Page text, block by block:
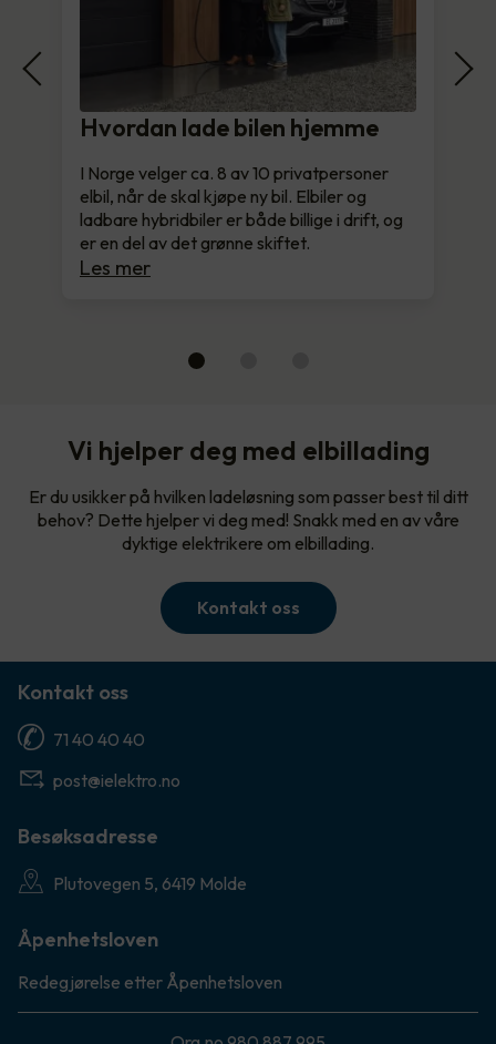
Hvordan lade bilen hjemme
I Norge velger ca. 8 av 10 privatpersoner
elbil, når de skal kjøpe ny bil. Elbiler og
ladbare hybridbiler er både billige i drift, og
er en del av det grønne skiftet.
Les mer
Vi hjelper deg med elbillading
Er du usikker på hvilken ladeløsning som passer best til ditt
behov? Dette hjelper vi deg med! Snakk med en av våre
dyktige elektrikere om elbillading.
Kontakt oss
Kontakt oss
71 40 40 40
post@ielektro.no
Besøksadresse
Plutovegen 5, 6419 Molde
Åpenhetsloven
Redegjørelse etter Åpenhetsloven